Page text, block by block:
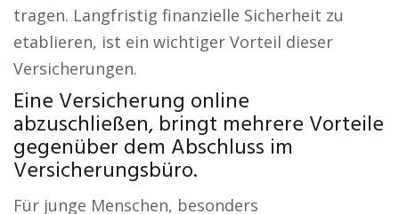
tragen. Langfristig finanzielle Sicherheit zu
etablieren, ist ein wichtiger Vorteil dieser
Versicherungen.
Eine Versicherung online
abzuschließen, bringt mehrere Vorteile
gegenüber dem Abschluss im
Versicherungsbüro.
Für junge Menschen, besonders